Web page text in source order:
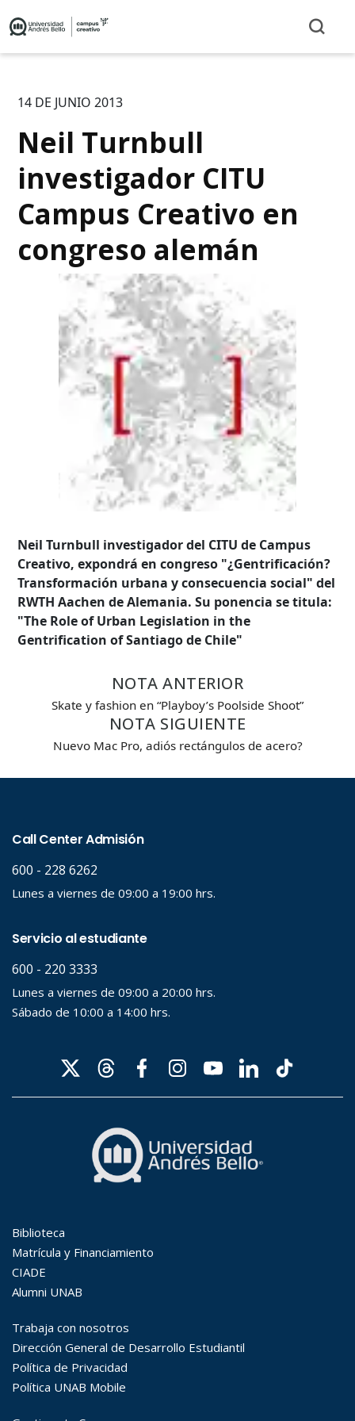
14 DE JUNIO 2013
Neil Turnbull
investigador CITU
Campus Creativo en
congreso alemán
Neil Turnbull investigador del CITU de Campus
Creativo, expondrá en congreso "¿Gentrificación?
Transformación urbana y consecuencia social" del
RWTH Aachen de Alemania. Su ponencia se titula:
"The Role of Urban Legislation in the
Gentrification of Santiago de Chile"
NOTA ANTERIOR
Skate y fashion en “Playboy’s Poolside Shoot”
NOTA SIGUIENTE
Nuevo Mac Pro, adiós rectángulos de acero?
Búsqueda Avanzada
Hasta...